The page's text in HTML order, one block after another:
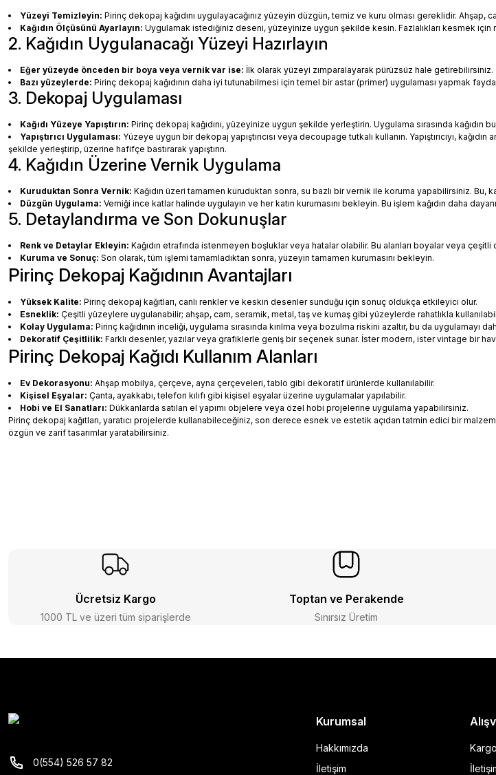
Yüzeyi Temizleyin: Pirinç dekopaj kağıdını uygulayacağınız yüzeyin düzgün, temiz ve kuru olması gereklidir.
Kağıdın Ölçüsünü Ayarlayın: Uygulamak istediğiniz deseni, yüzeyinize uygun şekilde kesin. Fazlalıkları kesmek için
2. Kağıdın Uygulanacağı Yüzeyi Hazırlayın
Eğer yüzeyde önceden bir boya veya vernik var ise: İlk olarak yüzeyi zımparalayarak pürüzsüz hale getirebilirsiniz.
Bazı yüzeylerde: Pirinç dekopaj kağıdının daha iyi tutunabilmesi için temel bir astar (primer) uygulaması yapmak
3. Dekopaj Uygulaması
Kağıdı Yüzeye Yapıştırın: Pirinç dekopaj kağıdını, yüzeyinize uygun şekilde yerleştirin. Uygulama sırasında
Yapıştırıcı Uygulaması: Yüzeye uygun bir dekopaj yapıştırıcısı veya decoupage tutkalı kullanın. Yapıştırıcıyı,
şekilde yerleştirip, üzerine hafifçe bastırarak yapıştırın.
4. Kağıdın Üzerine Vernik Uygulama
Kuruduktan Sonra Vernik: Kağıdın üzeri tamamen kuruduktan sonra, su bazlı bir vernik ile koruma yapabilirsiniz. Bu,
Düzgün Uygulama: Verniği ince katlar halinde uygulayın ve her katın kurumasını bekleyin. Bu işlem kağıdın daha
5. Detaylandırma ve Son Dokunuşlar
Renk ve Detaylar Ekleyin: Kağıdın etrafında istenmeyen boşluklar veya hatalar olabilir. Bu alanları boyalar veya
Kuruma ve Sonuç: Son olarak, tüm işlemi tamamladıktan sonra, yüzeyin tamamen kurumasını bekleyin.
Pirinç Dekopaj Kağıdının Avantajları
Yüksek Kalite: Pirinç dekopaj kağıtları, canlı renkler ve keskin desenler sunduğu için sonuç oldukça etkileyici olur.
Esneklik: Çeşitli yüzeylere uygulanabilir; ahşap, cam, seramik, metal, taş ve kumaş gibi yüzeylerde rahatlıkla
Kolay Uygulama: Pirinç kağıdının inceliği, uygulama sırasında kırılma veya bozulma riskini azaltır, bu da uygulamayı
Dekoratif Çeşitlilik: Farklı desenler, yazılar veya grafiklerle geniş bir seçenek sunar. İster modern, ister vintage bir
Pirinç Dekopaj Kağıdı Kullanım Alanları
Ev Dekorasyonu: Ahşap mobilya, çerçeve, ayna çerçeveleri, tablo gibi dekoratif ürünlerde kullanılabilir.
Kişisel Eşyalar: Çanta, ayakkabı, telefon kılıfı gibi kişisel eşyalar üzerine uygulamalar yapılabilir.
Hobi ve El Sanatları: Dükkanlarda satılan el yapımı objelere veya özel hobi projelerine uygulama yapabilirsiniz.
Pirinç dekopaj kağıtları, yaratıcı projelerde kullanabileceğiniz, son derece esnek ve estetik açıdan tatmin edici bir
özgün ve zarif tasarımlar yaratabilirsiniz.
Ücretsiz Kargo
1000 TL ve üzeri tüm siparişlerde
Toptan ve Perakende
Sınırsız Üretim
0(554) 526 57 82
Kurumsal
Hakkımızda
İletişim